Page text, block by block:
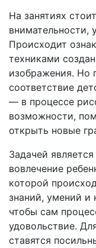
На занятиях
внимательности,
Происходит
техниками
изображения. Но
соответствие
— в процессе
возможности,
открыть новые
Задачей
вовлечение
которой
знаний, умений и
чтобы сам
удовольствие.
ставятся